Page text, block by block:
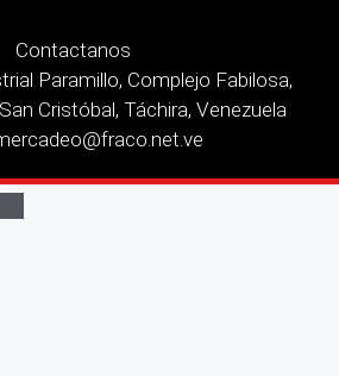
Contactanos
Paramillo, Complejo Fabilosa,
Cristóbal, Táchira, Venezuela